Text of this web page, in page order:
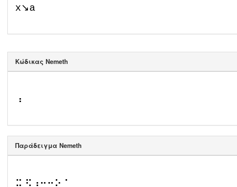
x↘a
Κώδικας Nemeth
⠰
Παράδειγμα Nemeth
⠭ ⠫⠰⠒⠒⠕ ⠁